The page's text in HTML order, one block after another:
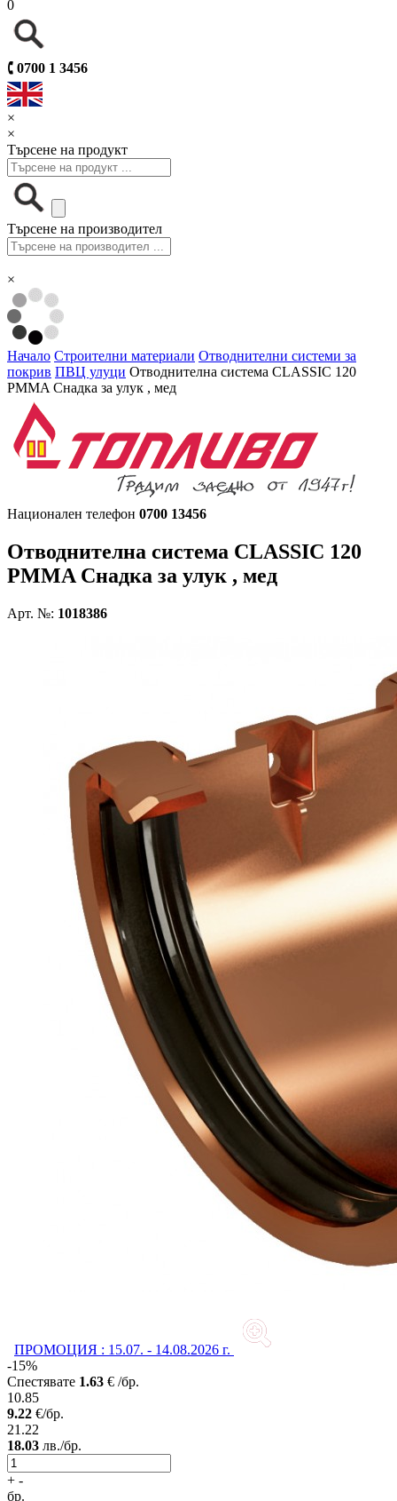
0
🕻 0700 1 3456
×
×
Търсене на продукт
Търсене на производител
×
Начало Строителни материали Отводнителни системи за
покрив ПВЦ улуци Отводнителна система CLASSIC 120
PMMA Снадка за улук , мед
Национален телефон 0700 13456
Отводнителна система CLASSIC 120
PMMA Снадка за улук , мед
Арт. №: 1018386
ПРОМОЦИЯ : 15.07. - 14.08.2026 г.
-15%
Спестявате 1.63 € /бр.
10.85
9.22 €/бр.
21.22
18.03 лв./бр.
+ -
бр.